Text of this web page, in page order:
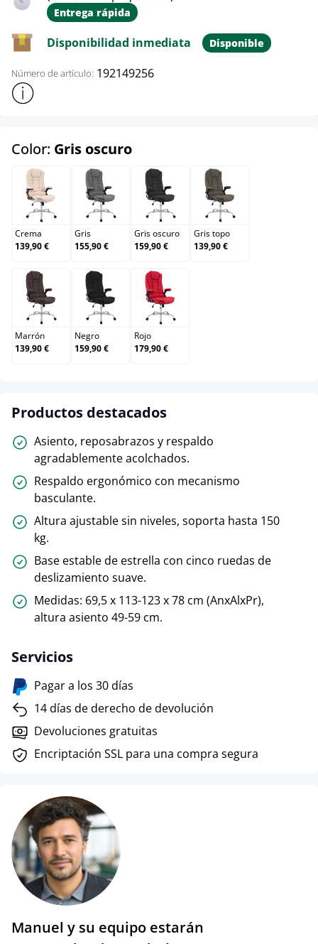
Entrega rápida
Disponibilidad inmediata Disponible
Número de artículo: 192149256
Mostrar más información sobre el producto
Color: Gris oscuroselect
Crema
Crema
139,90 €
Gris
Gris
155,90 €
Gris oscuro
Gris oscuro
159,90 €
Gris topo
Gris topo
139,90 €
Marrón
Marrón
139,90 €
Negro
Negro
159,90 €
Rojo
Rojo
179,90 €
Productos destacados
Asiento, reposabrazos y respaldo
agradablemente acolchados.
Respaldo ergonómico con mecanismo
basculante.
Altura ajustable sin niveles, soporta hasta 150
kg.
Base estable de estrella con cinco ruedas de
deslizamiento suave.
Medidas: 69,5 x 113-123 x 78 cm (AnxAlxPr),
altura asiento 49-59 cm.
Servicios
Pagar a los 30 días
14 días de derecho de devolución
Devoluciones gratuitas
Encriptación SSL para una compra segura
Manuel y su equipo estarán